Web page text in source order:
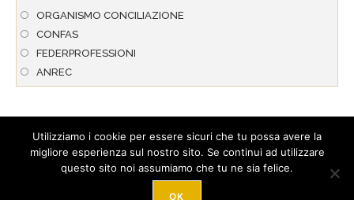
ORGANISMO CONCILIAZIONE
CONFAS
FEDERPROFESSIONI
ANREC
© 2026 A.N.P.A.R. - Associazione Nazionale per l’Arbitrato & la
Conciliazione. Tutti i diritti riservati. Hosted byStarNetwork S.r.l
.
Tel. +39 089 274 306 - Loc. Corgiano 20/D - 84080 Pellezzano (SA) -
Utilizziamo i cookie per essere sicuri che tu possa avere la
migliore esperienza sul nostro sito. Se continui ad utilizzare
questo sito noi assumiamo che tu ne sia felice.
OK